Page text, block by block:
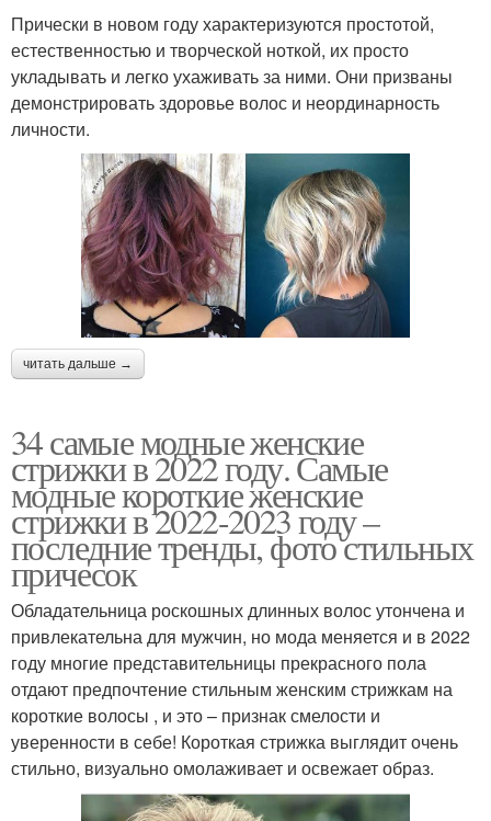
Прически в новом году характеризуются простотой,
естественностью и творческой ноткой, их просто
укладывать и легко ухаживать за ними. Они призваны
демонстрировать здоровье волос и неординарность
личности.
читать дальше →
34 самые модные женские
стрижки в 2022 году. Самые
модные короткие женские
стрижки в 2022-2023 году –
последние тренды, фото стильных
причесок
Обладательница роскошных длинных волос утончена и
привлекательна для мужчин, но мода меняется и в 2022
году многие представительницы прекрасного пола
отдают предпочтение стильным женским стрижкам на
короткие волосы , и это – признак смелости и
уверенности в себе! Короткая стрижка выглядит очень
стильно, визуально омолаживает и освежает образ.